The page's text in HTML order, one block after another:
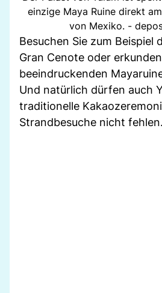
einzige Maya Ruine direkt
von Mexiko. -
Besuchen Sie zum Beispiel
Gran Cenote oder
beeindruckenden
Und natürlich dürfen auch
traditionelle
Strandbesuche nicht fehlen.